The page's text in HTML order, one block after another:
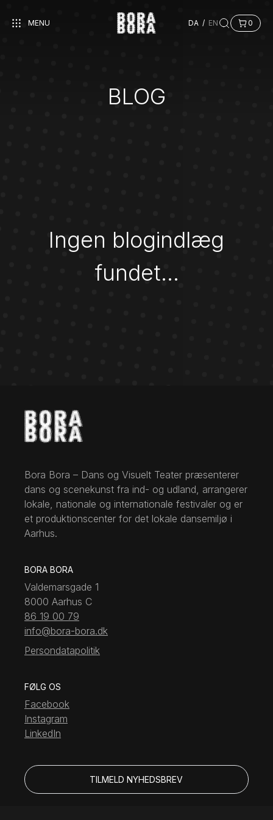
MENU DA / EN 0
BLOG
Ingen blogindlæg
fundet…
Bora Bora – Dans og Visuelt Teater præsenterer
dans og scenekunst fra ind- og udland, arrangerer
lokale, nationale og internationale festivaler og er
et produktionscenter for det lokale dansemiljø i
Aarhus.
BORA BORA
Valdemarsgade 1
8000 Aarhus C
86 19 00 79
info@bora-bora.dk
Persondatapolitik
FØLG OS
Facebook
Instagram
LinkedIn
TILMELD NYHEDSBREV